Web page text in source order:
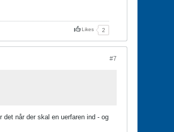
Likes 2
#7
når der skal en uerfaren ind - og